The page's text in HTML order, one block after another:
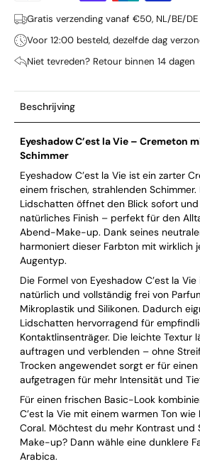
Gratis verzending vanaf €50, NL/BE/DE
Voor 12:00 besteld, dezelfde dag
Niet tevreden? Retour binnen 14 dagen
Beschrijving
Eyeshadow C’est la Vie – Cremeton
Schimmer
Eyeshadow C’est la Vie ist ein zarter
einem frischen, strahlenden
Lidschatten öffnet den Blick sofort
natürliches Finish – perfekt für den
Abend-Make-up. Dank seines
harmoniert dieser Farbton mit wirklich
Augentyp.
Die Formel von Eyeshadow C’est la
natürlich und vollständig frei von
Mikroplastik und Silikonen. Dadurch
Lidschatten hervorragend für
Kontaktlinsenträger. Die leichte Textur
auftragen und verblenden – ohne
Trocken angewendet sorgt er für
aufgetragen für mehr Intensität und
Für einen frischen Basic-Look
C’est la Vie mit einem warmen Ton
Coral. Möchtest du mehr Kontrast und
Make-up? Dann wähle eine dunklere
Arabica.